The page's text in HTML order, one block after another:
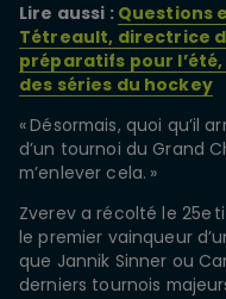
Lire aussi : Questions
Tétreault, directrice
préparatifs pour
des séries du hockey
« Désormais, quoi qu’il
d’un tournoi du Grand
m’enlever cela. »
Zverev a récolté le 25e
le premier vainqueur
que Jannik Sinner ou
derniers tournois